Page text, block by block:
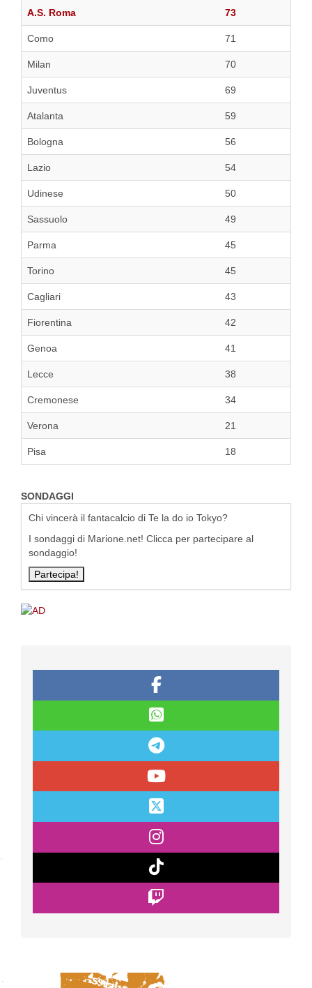
A.S. Roma 73
Como 71
Milan 70
Juventus 69
Atalanta 59
Bologna 56
Lazio 54
Udinese 50
Sassuolo 49
Parma 45
Torino 45
Cagliari 43
Fiorentina 42
Genoa 41
Lecce 38
Cremonese 34
Verona 21
Pisa 18
SONDAGGI
Chi vincerà il fantacalcio di Te la do io Tokyo?
I sondaggi di Marione.net! Clicca per partecipare al
sondaggio!